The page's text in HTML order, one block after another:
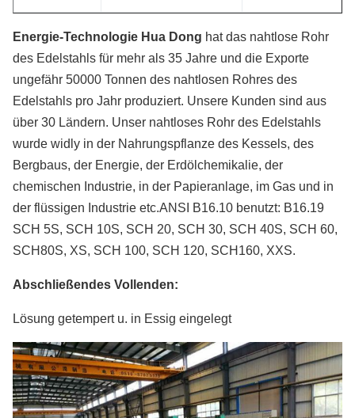
Energie-Technologie Hua Dong hat das nahtlose Rohr
des Edelstahls für mehr als 35 Jahre und die Exporte
ungefähr 50000 Tonnen des nahtlosen Rohres des
Edelstahls pro Jahr produziert. Unsere Kunden sind aus
über 30 Ländern. Unser nahtloses Rohr des Edelstahls
wurde widly in der Nahrungspflanze des Kessels, des
Bergbaus, der Energie, der Erdölchemikalie, der
chemischen Industrie, in der Papieranlage, im Gas und in
der flüssigen Industrie etc.ANSI B16.10 benutzt: B16.19
SCH 5S, SCH 10S, SCH 20, SCH 30, SCH 40S, SCH 60,
SCH80S, XS, SCH 100, SCH 120, SCH160, XXS.
Abschließendes Vollenden:
Lösung getempert u. in Essig eingelegt